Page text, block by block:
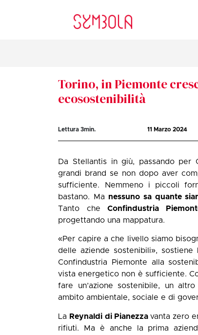
Torino, in Piemonte
ecosostenibilità
Lettura3min. 11 Marzo 2024
Da Stellantis in giù, passando per
grandi brand se non dopo aver
sufficiente. Nemmeno i piccoli
bastano. Ma nessuno sa quante
Tanto che Confindustria
progettando una mappatura.
«Per capire a che livello siamo
delle aziende sostenibili», sostiene
Confindustria Piemonte alla
vista energetico non è sufficiente.
fare un’azione sostenibile, un
ambito ambientale, sociale e di
La Reynaldi di Pianezza vanta zero
rifiuti. Ma è anche la prima